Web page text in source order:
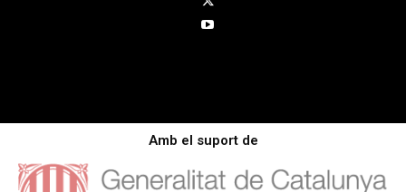
Amb el suport de